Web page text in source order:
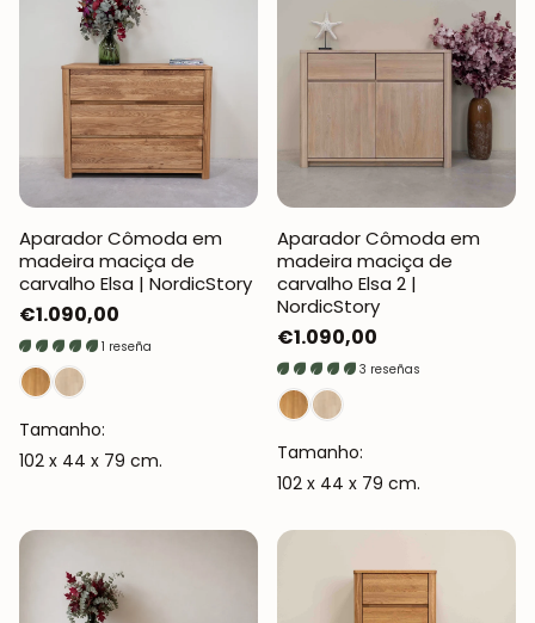
Aparador Cômoda em
madeira maciça de
carvalho Elsa | NordicStory
Preço
normal
€1.090,00
1 reseña
Tamanho:
102 x 44 x 79 cm.
Aparador Cômoda em
madeira maciça de
carvalho Elsa 2 |
NordicStory
Preço
normal
€1.090,00
3 reseñas
Tamanho:
102 x 44 x 79 cm.